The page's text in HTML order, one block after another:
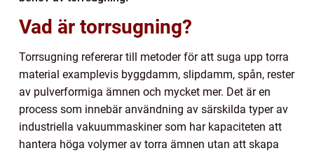
Vad är torrsugning?
Torrsugning refererar till metoder för att suga upp torra
material examplevis byggdamm, slipdamm, spån, rester
av pulverformiga ämnen och mycket mer. Det är en
process som innebär användning av särskilda typer av
industriella vakuummaskiner som har kapaciteten att
hantera höga volymer av torra ämnen utan att skapa